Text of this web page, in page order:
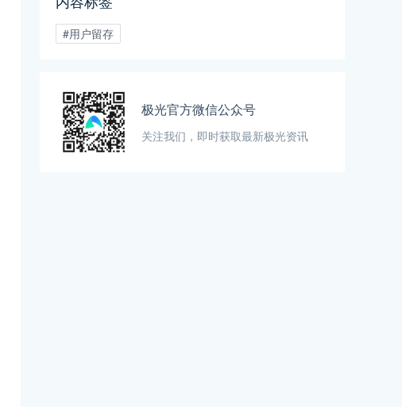
#用户留存
极光官方微信公众号
关注我们，即时获取最新极光资讯